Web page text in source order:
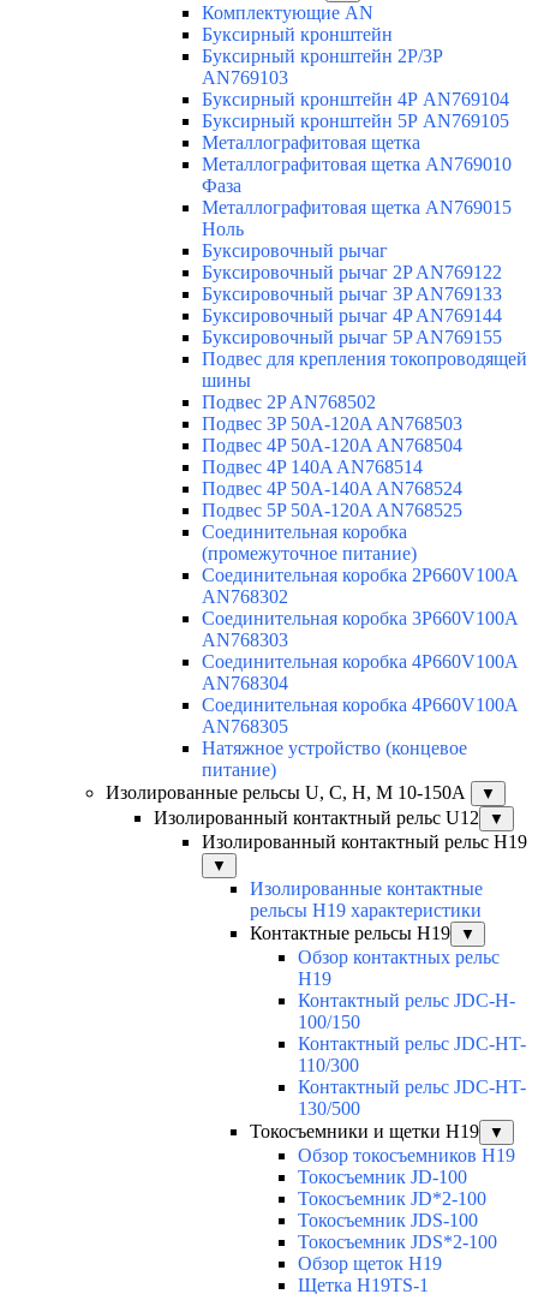
Комплектующие AN
Буксирный кронштейн
Буксирный кронштейн 2Р/3Р
AN769103
Буксирный кронштейн 4Р AN769104
Буксирный кронштейн 5Р AN769105
Металлографитовая щетка
Металлографитовая щетка AN769010
Фаза
Металлографитовая щетка AN769015
Ноль
Буксировочный рычаг
Буксировочный рычаг 2P AN769122
Буксировочный рычаг 3P AN769133
Буксировочный рычаг 4P AN769144
Буксировочный рычаг 5P AN769155
Подвес для крепления токопроводящей
шины
Подвес 2P AN768502
Подвес 3P 50A-120A AN768503
Подвес 4P 50A-120A AN768504
Подвес 4P 140A AN768514
Подвес 4P 50A-140A AN768524
Подвес 5P 50A-120A AN768525
Соединительная коробка
(промежуточное питание)
Соединительная коробка 2P660V100A
AN768302
Соединительная коробка 3P660V100A
AN768303
Соединительная коробка 4P660V100A
AN768304
Соединительная коробка 4P660V100A
AN768305
Натяжное устройство (концевое
питание)
Изолированные рельсы U, C, H, M 10-150А
▼
Изолированный контактный рельс U12 ▼
Изолированный контактный рельс Н19
▼
Изолированные контактные
рельсы Н19 характеристики
Контактные рельсы H19
▼
Обзор контактных рельс
H19
Контактный рельс JDC-H-
100/150
Контактный рельс JDC-HT-
110/300
Контактный рельс JDC-HT-
130/500
Токосъемники и щетки H19
▼
Обзор токосъемников H19
Токосъемник JD-100
Токосъемник JD*2-100
Токосъемник JDS-100
Токосъемник JDS*2-100
Обзор щеток H19
Щетка H19TS-1